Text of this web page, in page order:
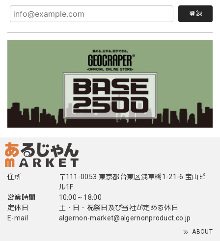
登録
住所
〒111-0053 東京都台東区浅草橋1-21-6 宝山ビ
ル1F
営業時間
10:00～18:00
定休日
土・日・祝祭日及び当社が定める休日
E-mail
algernon-market@algernonproduct.co.jp
ABOUT